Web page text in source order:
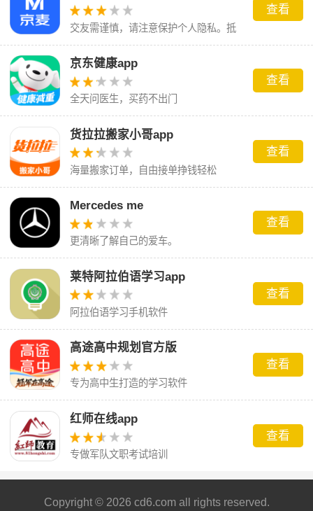
交友需谨慎，请注意保护个人隐私。抵
制粗俗语言，共创文明网络环境。
查看
京东健康app
全天问医生，买药不出门
查看
货拉拉搬家小哥app
海量搬家订单，自由接单挣钱轻松
查看
Mercedes me
更清晰了解自己的爱车。
查看
莱特阿拉伯语学习app
阿拉伯语学习手机软件
查看
高途高中规划官方版
专为高中生打造的学习软件
查看
红师在线app
专做军队文职考试培训
查看
Copyright © 2026 cd6.com all rights reserved.